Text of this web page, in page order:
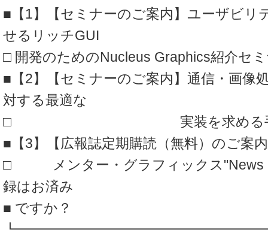
■【1】【セミナーのご案内】ユーザビリ
せるリッチGUI
□ 開発のためのNucleus Graphics紹介セ
■【2】【セミナーのご案内】通信・画像
対する最適な
□ 実装を求める手
■【3】【広報誌定期購読（無料）のご案
□ メンター・グラフィックス"News
録はお済み
■ ですか？